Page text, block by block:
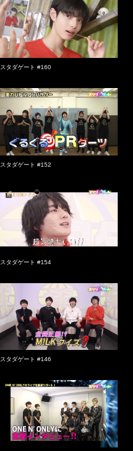
スタダゲート #160
スタダゲート #152
スタダゲート #154
スタダゲート #146